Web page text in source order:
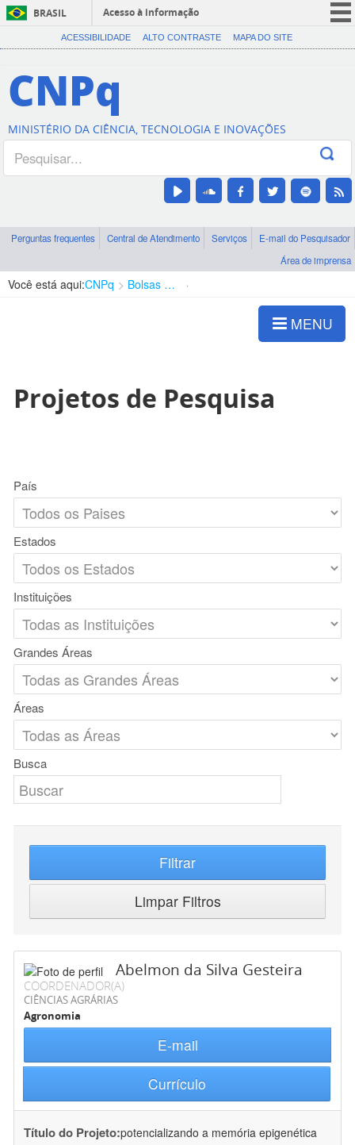
BRASIL
Acesso à informação
CORONAVÍRUS (COVID-19)
Canais
ACESSIBILIDADE ALTO CONTRASTE MAPA DO SITE
CNPq
MINISTÉRIO DA CIÊNCIA, TECNOLOGIA E INOVAÇÕES
Perguntas frequentes Central de Atendimento Serviços
E-mail do Pesquisador
Área de imprensa
Você está aqui:CNPq Bolsas e Auxílios Vigentes
MENU
Projetos de Pesquisa
País
Estados
Instituições
Grandes Áreas
Áreas
Busca
Filtrar
Limpar Filtros
Abelmon da Silva Gesteira
COORDENADOR(A)
CIÊNCIAS AGRÁRIAS
Agronomia
E-mail
Currículo
Título do Projeto:potencializando a memória epigenética